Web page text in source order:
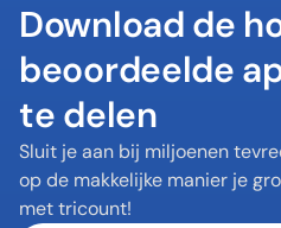
Download de
beoordeelde
te delen
Sluit je aan bij miljoenen
op de makkelijke manier je
met tricount!